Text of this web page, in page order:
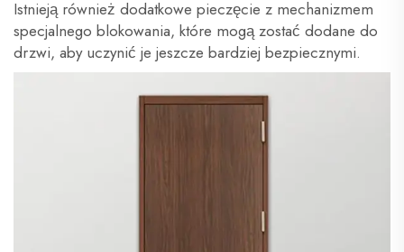
Istnieją również dodatkowe pieczęcie z mechanizmem
specjalnego blokowania, które mogą zostać dodane do
drzwi, aby uczynić je jeszcze bardziej bezpiecznymi.